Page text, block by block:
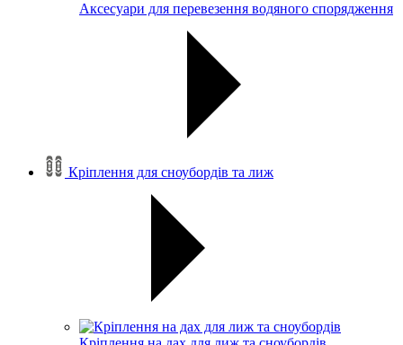
Аксесуари для перевезення водяного спорядження
Кріплення для сноубордів та лиж